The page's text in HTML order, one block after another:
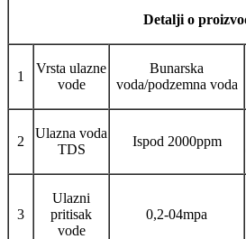
Detalji o
1
Vrsta ulazne
vode
Bunarska
voda/podzemna voda
2
Ulazna voda
TDS
Ispod 2000ppm
3
Ulazni
pritisak
vode
0,2-04mpa